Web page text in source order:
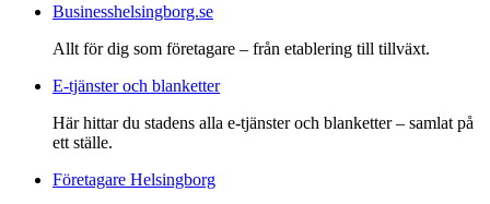
Businesshelsingborg.se
Allt för dig som företagare – från etablering till tillväxt.
E-tjänster och blanketter
Här hittar du stadens alla e-tjänster och blanketter – samlat på
ett ställe.
Företagare Helsingborg